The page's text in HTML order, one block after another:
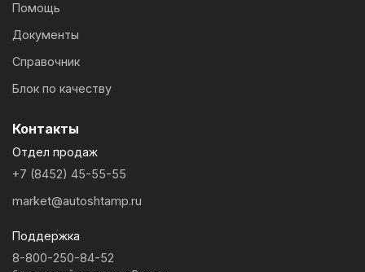
Помощь
Документы
Справочник
Блок по качеству
Контакты
Отдел продаж
+7 (8452) 45-55-55
market@autoshtamp.ru
Поддержка
8-800-250-84-52